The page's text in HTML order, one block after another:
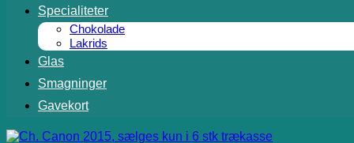
Specialiteter
Chokolade
Lakrids
Glas
Smagninger
Gavekort